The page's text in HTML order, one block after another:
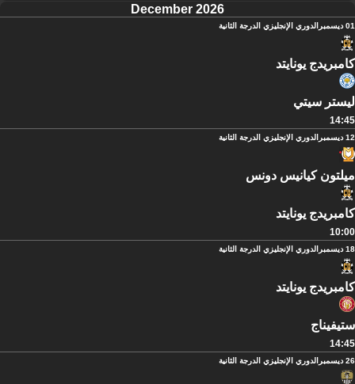
December 2026
01 ديسمبر الدوري الإنجليزي الدرجة الثانية
كامبريدج يونايتد
ليستر سيتي
14:45
12 ديسمبر الدوري الإنجليزي الدرجة الثانية
ميلتون كيانيس دونس
كامبريدج يونايتد
10:00
18 ديسمبر الدوري الإنجليزي الدرجة الثانية
كامبريدج يونايتد
ستيفيناج
14:45
26 ديسمبر الدوري الإنجليزي الدرجة الثانية